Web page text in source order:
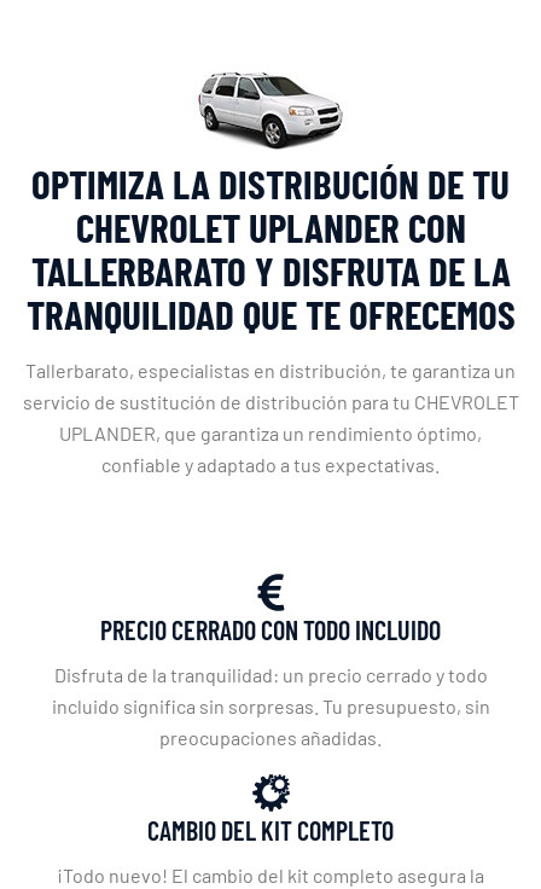
OPTIMIZA LA DISTRIBUCIÓN DE TU
CHEVROLET UPLANDER CON
TALLERBARATO Y DISFRUTA DE LA
TRANQUILIDAD QUE TE OFRECEMOS
Tallerbarato, especialistas en distribución, te garantiza un
servicio de sustitución de distribución para tu CHEVROLET
UPLANDER, que garantiza un rendimiento óptimo,
confiable y adaptado a tus expectativas.
PRECIO CERRADO CON TODO INCLUIDO
Disfruta de la tranquilidad: un precio cerrado y todo
incluido significa sin sorpresas. Tu presupuesto, sin
preocupaciones añadidas.
CAMBIO DEL KIT COMPLETO
¡Todo nuevo! El cambio del kit completo asegura la